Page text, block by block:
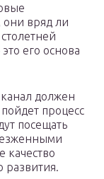
они вряд ли
его основа
должен
процесс
посещать
качество
развития.